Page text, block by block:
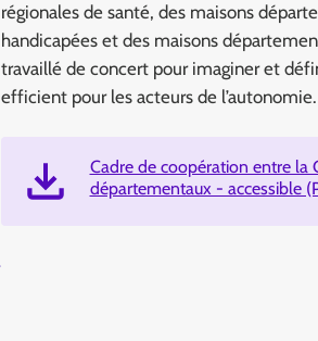
régionales de santé, des maisons
handicapées et des maisons
travaillé de concert pour imaginer et
efficient pour les acteurs de l’autonomie.
Cadre de coopération entre la
départementaux - accessible